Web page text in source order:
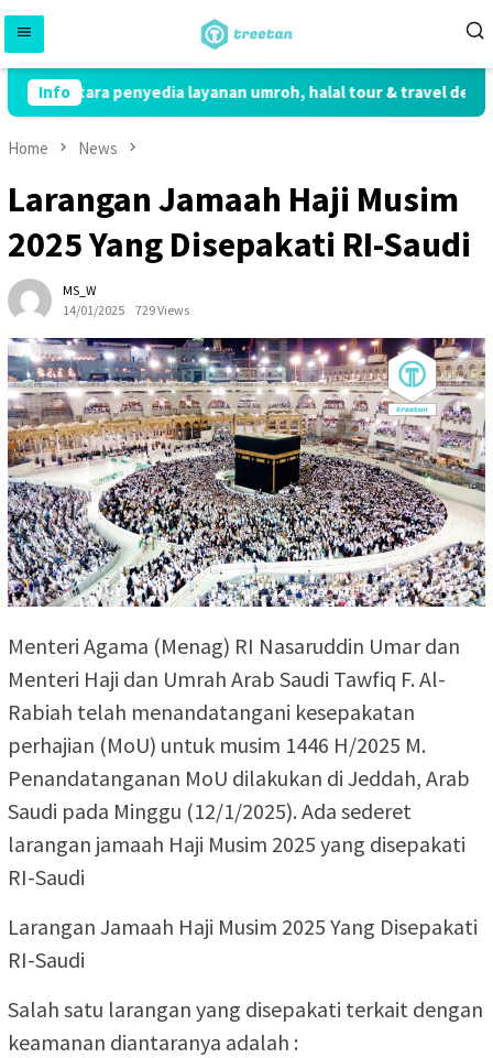
Skip
content
Info
antara penyedia layanan umroh, halal tour & travel
Home News
Larangan Jamaah Haji Musim
2025 Yang Disepakati RI-Saudi
MS_W
14/01/2025
729 Views
Menteri Agama (Menag) RI Nasaruddin Umar dan
Menteri Haji dan Umrah Arab Saudi Tawfiq F. Al-
Rabiah telah menandatangani kesepakatan
perhajian (MoU) untuk musim 1446 H/2025 M.
Penandatanganan MoU dilakukan di Jeddah, Arab
Saudi pada Minggu (12/1/2025). Ada sederet
larangan jamaah Haji Musim 2025 yang disepakati
RI-Saudi
Larangan Jamaah Haji Musim 2025 Yang Disepakati
RI-Saudi
Salah satu larangan yang disepakati terkait dengan
keamanan diantaranya adalah :